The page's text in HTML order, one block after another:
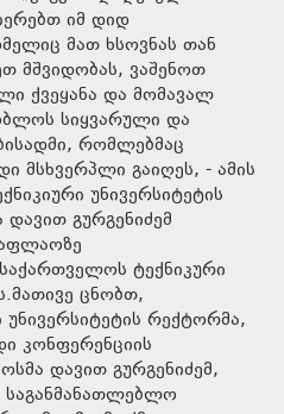
იმ დიდ
მათ ხსოვნას თან
მშვიდობას, ვაშენოთ
ქვეყანა და მომავალ
სიყვარული და
რომლებმაც
მსხვერპლი გაიღეს, - ამის
უნივერსიტეტის
გურგენიძემ
ტექნიკური
ცნობთ,
რექტორმა,
კონფერენციის
დავით გურგენიძემ,